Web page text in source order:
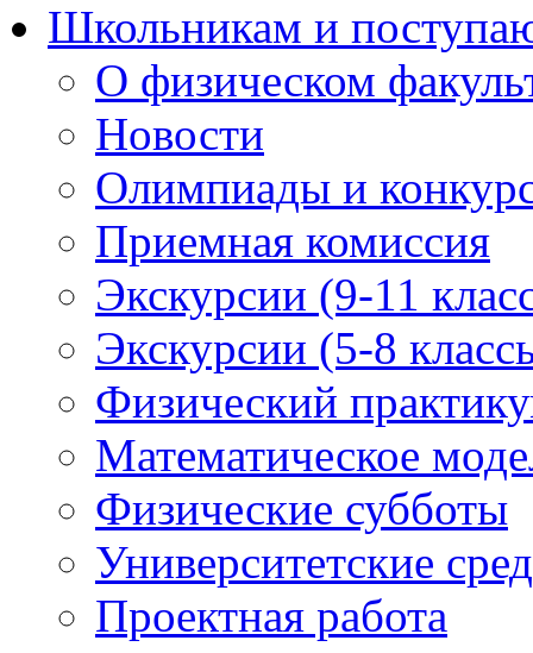
Школьникам и
О физическом
Новости
Олимпиады и
Приемная комиссия
Экскурсии (9-11
Экскурсии (5-8
Физический
Математическое
Физические субботы
Университетские
Проектная работа